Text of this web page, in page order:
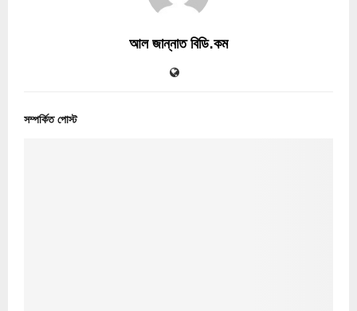
আল জান্নাত বিডি.কম
সম্পর্কিত পোস্ট